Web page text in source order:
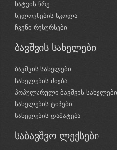
ხატვის წრე
ხელოვნების სკოლა
ჩვენი რესურსები
ბავშვის სახელები
ბავშვის სახელები
სახელების ძიება
პოპულარული ბავშვის სახელები
სახელების ტიპები
სახელების დამატება
საბავშვო ლექსები